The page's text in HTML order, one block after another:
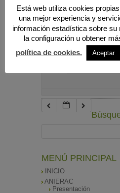
9:00 pm
10:00 pm
MENÚ PRINCIPAL
INICIO
ANIERAC
Presentación
Está web utiliza cookies
una mejor experiencia y
información estadística sobre
la configuración u obtener
política de cookies.
Aceptar